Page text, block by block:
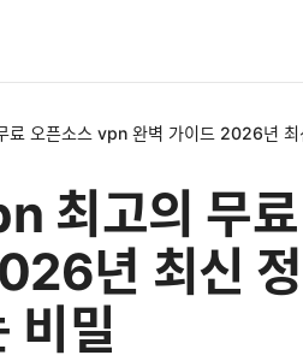
오픈소스 vpn 완벽 가이드 2026년 최
최고의 무
년 최신
비밀